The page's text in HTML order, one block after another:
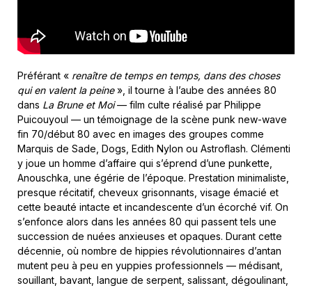
Préférant « renaître de temps en temps, dans des choses
qui en valent la peine», il tourne à l’aube des années 80
dans La Brune et Moi— film culte réalisé par Philippe
Puicouyoul — un témoignage de la scène punk new-wave
fin 70/début 80 avec en images des groupes comme
Marquis de Sade, Dogs, Edith Nylon ou Astroflash. Clémenti
y joue un homme d’affaire qui s’éprend d’une punkette,
Anouschka, une égérie de l’époque. Prestation minimaliste,
presque récitatif, cheveux grisonnants, visage émacié et
cette beauté intacte et incandescente d’un écorché vif. On
s’enfonce alors dans les années 80 qui passent tels une
succession de nuées anxieuses et opaques. Durant cette
décennie, où nombre de hippies révolutionnaires d’antan
mutent peu à peu en yuppies professionnels — médisant,
souillant, bavant, langue de serpent, salissant, dégoulinant,